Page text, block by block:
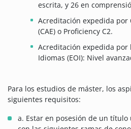
escrita, y 26 en
Acreditación expedida por
(CAE) o Proficiency C2.
Acreditación expedida por
Idiomas (EOI): Nivel
Para los estudios de máster, los
siguientes requisitos:
a. Estar en posesión de un